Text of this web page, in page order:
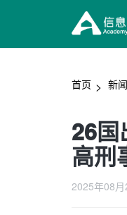
首页 新
26国
高刑
2025年08月